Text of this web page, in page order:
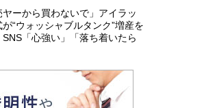
ヤーから買わないで」アイラッ
が“ウォッシャブルタンク”増産を
「心強い」「落ち着いたら